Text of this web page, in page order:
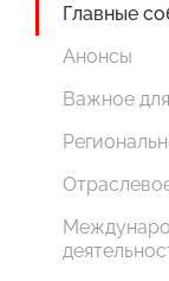
Главные
Анонсы
Важное